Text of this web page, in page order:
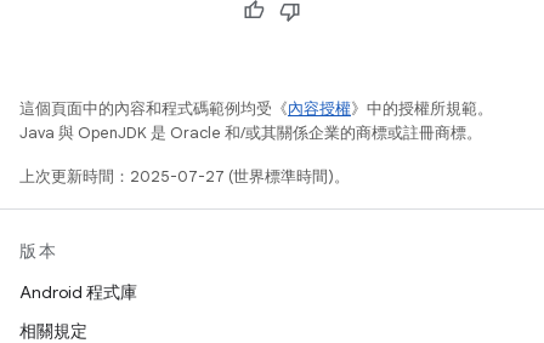
這個頁面中的內容和程式碼範例均受《內容授權》中的授權所規範。
Java 與 OpenJDK 是 Oracle 和/或其關係企業的商標或註冊商標。
上次更新時間：2025-07-27 (世界標準時間)。
版本
Android 程式庫
相關規定